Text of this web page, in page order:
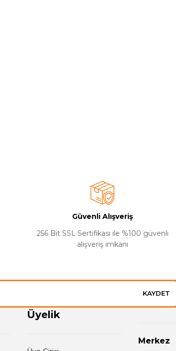
Güvenli Alışveriş
256 Bit SSL Sertifikası ile %100 güvenli
alışveriş imkanı
KAYDET
Üyelik
Merkez